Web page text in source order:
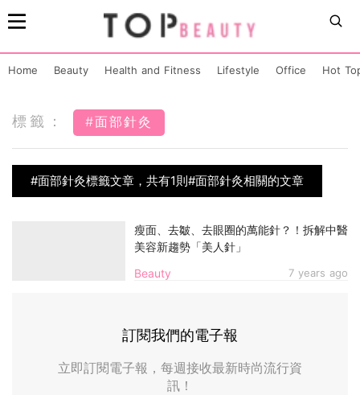
Home Beauty Health and Fitness Lifestyle Office Hot
標籤： #面部針灸
#面部針灸標籤文章，共有1則#面部針灸相關的文章
Beauty 7 years ago
瘦面、去皺、去眼圈的萬能針？！拆解中醫
美容新趨勢「美人針」
訂閱我們的電子報
立即訂閱電子報，每週接收最新時尚流行資
訊！